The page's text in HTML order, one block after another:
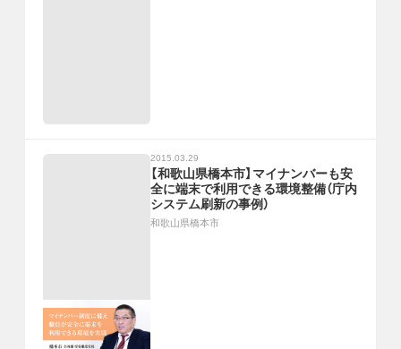
2015.03.29
【和歌山県橋本市】マイナンバーも安
全に端末で利用できる環境整備（庁内
システム刷新の事例）
和歌山県橋本市